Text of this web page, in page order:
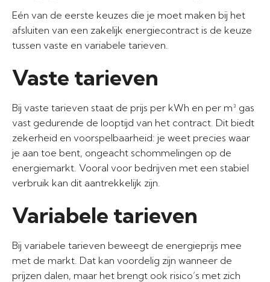
Eén van de eerste keuzes die je moet maken bij het
afsluiten van een zakelijk energiecontract is de keuze
tussen vaste en variabele tarieven.
Vaste tarieven
Bij vaste tarieven staat de prijs per kWh en per m³ gas
vast gedurende de looptijd van het contract. Dit biedt
zekerheid en voorspelbaarheid: je weet precies waar
je aan toe bent, ongeacht schommelingen op de
energiemarkt. Vooral voor bedrijven met een stabiel
verbruik kan dit aantrekkelijk zijn.
Variabele tarieven
Bij variabele tarieven beweegt de energieprijs mee
met de markt. Dat kan voordelig zijn wanneer de
prijzen dalen, maar het brengt ook risico’s met zich